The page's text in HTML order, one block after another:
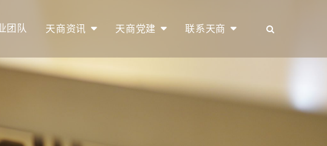
团队 天商资讯 天商党建 联系天商